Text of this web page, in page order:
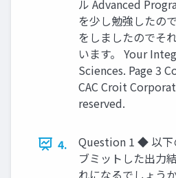
ル Advanced
を少し勉強したの
をしましたのでそ
います。 Your
Sciences. Page 3
CAC Croit
reserved.
4.
Question 1 ◆ 以下
ブミットした出力
れになるでしょう